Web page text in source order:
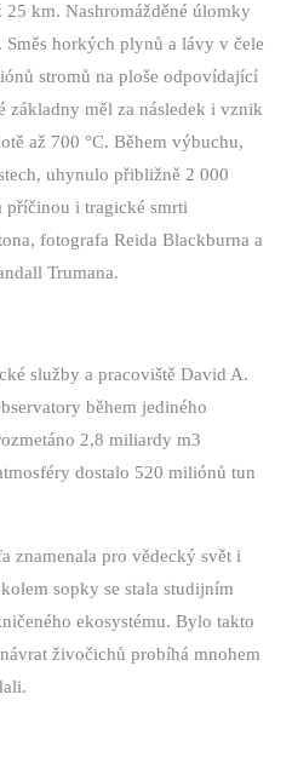
km. Nashromážděné úlomky
horkých plynů a lávy v čele
stromů na ploše odpovídající
základny měl za následek i vznik
až 700 °C. Během výbuchu,
uhynulo přibližně 2 000
příčinou i tragické smrti
fotografa Reida Blackburna a
Trumana.
služby a pracoviště David A.
během jediného
2,8 miliardy m3
dostalo 520 miliónů tun
znamenala pro vědecký svět i
sopky se stala studijním
ekosystému. Bylo takto
živočichů probíhá mnohem